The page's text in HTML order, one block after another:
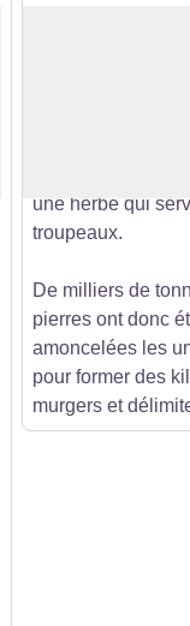
une herbe qui
troupeaux.
De milliers de
pierres ont donc
amoncelées les
pour former des
murgers et